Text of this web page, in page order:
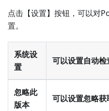
点击【设置】按钮，可以对
置。
系统设
置
可以设置自动
忽略此
版本
可以设置忽略